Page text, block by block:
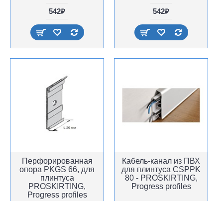
542₽
542₽
Перфорированная
опора PKGS 66, для
плинтуса
PROSKIRTING,
Progress profiles
Кабель-канал из ПВХ
для плинтуса CSPPK
80 - PROSKIRTING,
Progress profiles